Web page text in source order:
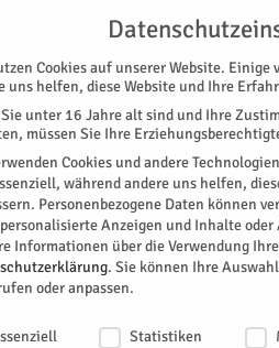
KONTAKT
SPEZIAL E-PAPER
Cookies auf unserer Website.
uns helfen, diese Website und Ihre
unter 16 Jahre alt sind und Ihre
müssen Sie Ihre
Cookies und andere
während andere uns helfen,
Personenbezogene Daten können
Anzeigen und Inhalte
Informationen über die Verwendung
. Sie können Ihre
oder anpassen.
Statistiken